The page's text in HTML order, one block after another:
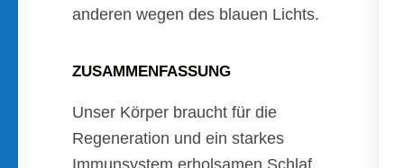
anderen wegen des blauen Lichts.
ZUSAMMENFASSUNG
Unser Körper braucht für die
Regeneration und ein starkes
Immunsystem erholsamen Schlaf.